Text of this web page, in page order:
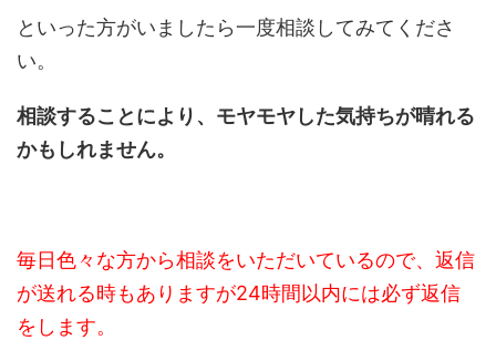
といった方がいましたら一度相談してみてくださ
い。
相談することにより、モヤモヤした気持ちが晴れる
かもしれません。
毎日色々な方から相談をいただいているので、返信
が送れる時もありますが24時間以内には必ず返信
をします。